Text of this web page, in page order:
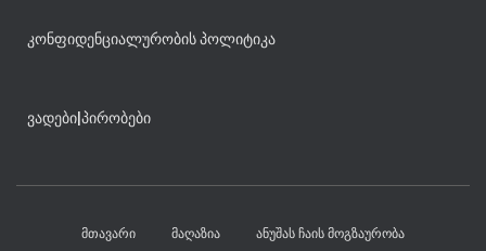
ᲙᲝᲜᲤᲘᲓᲔᲜᲪᲘᲐᲚᲣᲠᲝᲑᲘᲡ ᲞᲝᲚᲘᲢᲘᲙᲐ
ᲕᲐᲓᲔᲑᲘ ᲞᲘᲠᲝᲑᲔᲑᲘ
ᲛᲗᲐᲕᲐᲠᲘ ᲛᲐᲦᲐᲖᲘᲐ ᲐᲜᲣᲨᲐᲡ ᲩᲐᲘᲡ ᲛᲝᲒᲖᲐᲣᲠᲝᲑᲐ